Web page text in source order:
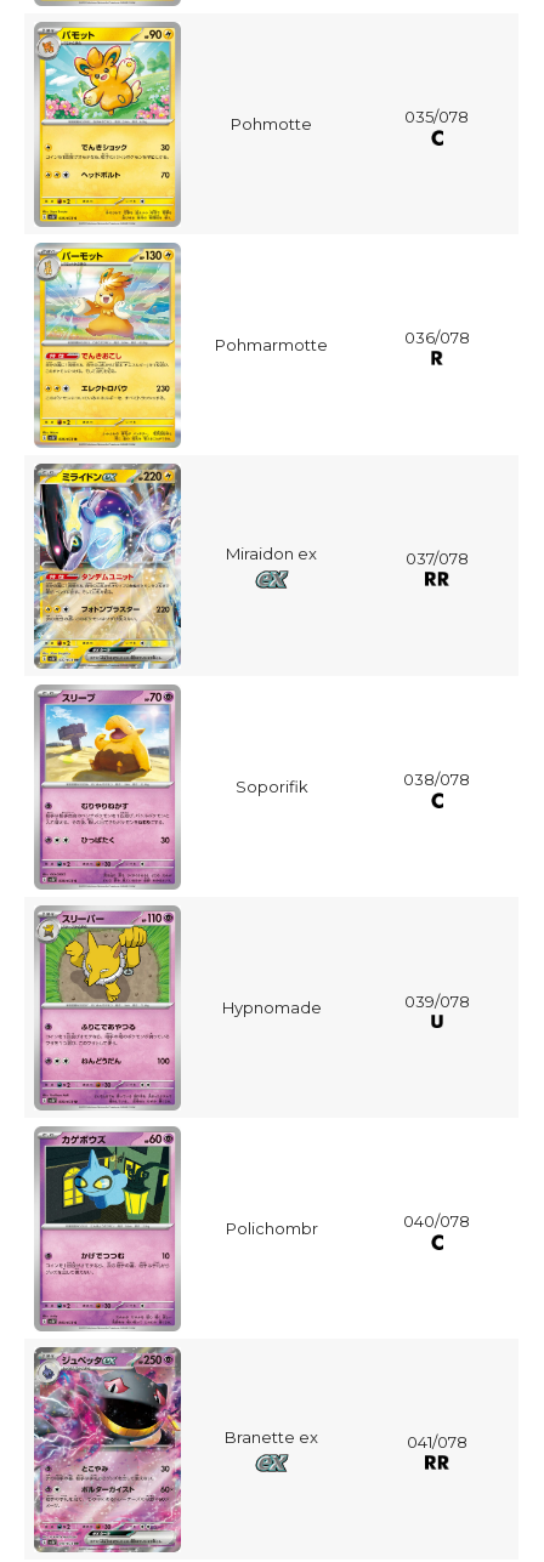
Pohmotte 035/078
Pohmarmotte 036/078
Miraidon ex 037/078
Soporifik 038/078
Hypnomade 039/078
Polichombr 040/078
Branette ex 041/078